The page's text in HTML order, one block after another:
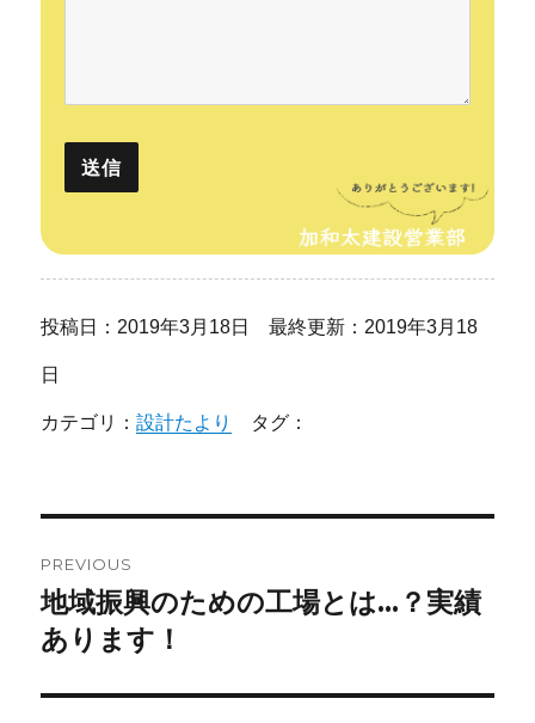
投稿日：2019年3月18日 最終更新：2019年3月18
日
カテゴリ：設計たより タグ：
稿
ナ
ビ
PREVIOUS
Previous
post:
地域振興のための工場とは…？実績
あります！